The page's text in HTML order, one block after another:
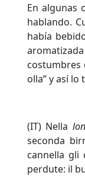
En algunas
hablando.
había
costumbres
olla” y así lo
(IT) Nella
seconda
cannella gli
perdute: il